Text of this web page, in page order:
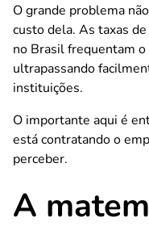
O grande problema
custo dela. As taxas de
no Brasil frequentam
ultrapassando
instituições.
O importante aqui é
está contratando o
perceber.
A